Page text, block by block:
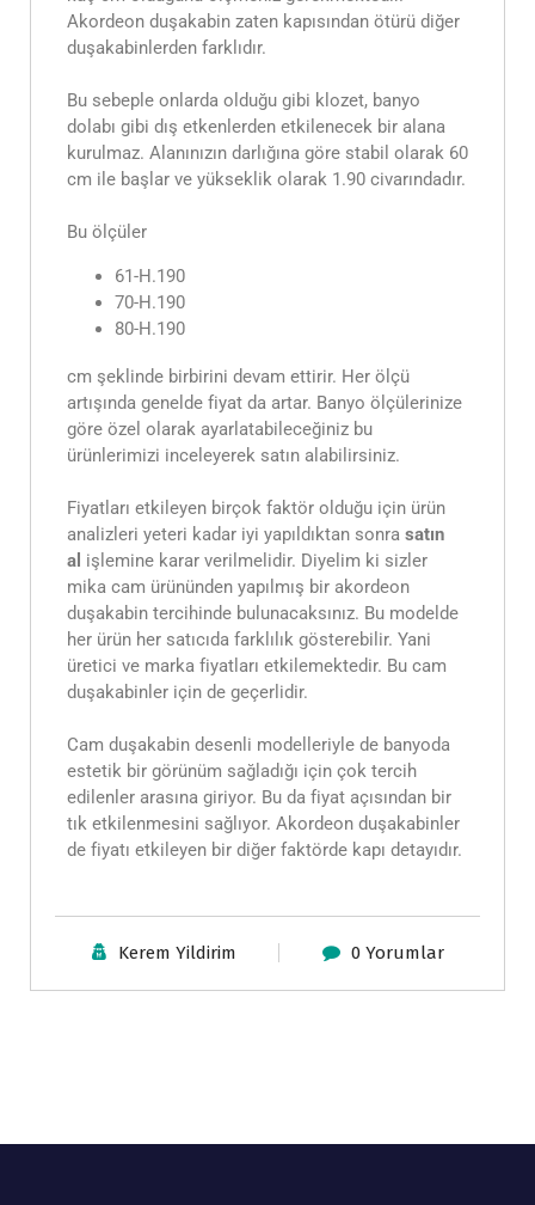
Akordeon duşakabin zaten kapısından ötürü diğer
duşakabinlerden farklıdır.
Bu sebeple onlarda olduğu gibi klozet, banyo
dolabı gibi dış etkenlerden etkilenecek bir alana
kurulmaz. Alanınızın darlığına göre stabil olarak 60
cm ile başlar ve yükseklik olarak 1.90 civarındadır.
Bu ölçüler
61-H.190
70-H.190
80-H.190
cm şeklinde birbirini devam ettirir. Her ölçü
artışında genelde fiyat da artar. Banyo ölçülerinize
göre özel olarak ayarlatabileceğiniz bu
ürünlerimizi inceleyerek satın alabilirsiniz.
Fiyatları etkileyen birçok faktör olduğu için ürün
analizleri yeteri kadar iyi yapıldıktan sonra satın
al işlemine karar verilmelidir. Diyelim ki sizler
mika cam ürününden yapılmış bir akordeon
duşakabin tercihinde bulunacaksınız. Bu modelde
her ürün her satıcıda farklılık gösterebilir. Yani
üretici ve marka fiyatları etkilemektedir. Bu cam
duşakabinler için de geçerlidir.
Cam duşakabin desenli modelleriyle de banyoda
estetik bir görünüm sağladığı için çok tercih
edilenler arasına giriyor. Bu da fiyat açısından bir
tık etkilenmesini sağlıyor. Akordeon duşakabinler
de fiyatı etkileyen bir diğer faktörde kapı detayıdır.
Kerem Yildirim 0 Yorumlar